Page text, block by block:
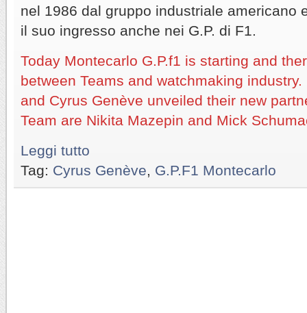
nel 1986 dal gruppo industriale americano
il suo ingresso anche nei G.P. di F1.
Today Montecarlo G.P.f1 is starting and
between Teams and watchmaking
and Cyrus Genève unveiled their new
Team are Nikita Mazepin and Mick
Leggi tutto
Tag: Cyrus Genève G.P.F1 Montecarlo